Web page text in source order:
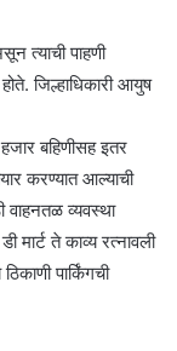
त्याची पाहणी
जिल्हाधिकारी आयुष
बहिणीसह इतर
करण्यात आल्याची
वाहनतळ व्यवस्था
मार्ट ते काव्य रत्नावली
पार्किंगची